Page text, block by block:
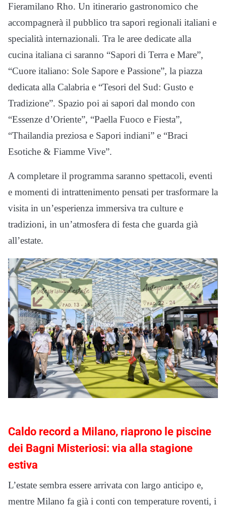
Fieramilano Rho. Un itinerario gastronomico che
accompagnerà il pubblico tra sapori regionali italiani e
specialità internazionali. Tra le aree dedicate alla
cucina italiana ci saranno “Sapori di Terra e Mare”,
“Cuore italiano: Sole Sapore e Passione”, la piazza
dedicata alla Calabria e “Tesori del Sud: Gusto e
Tradizione”. Spazio poi ai sapori dal mondo con
“Essenze d’Oriente”, “Paella Fuoco e Fiesta”,
“Thailandia preziosa e Sapori indiani” e “Braci
Esotiche & Fiamme Vive”.
A completare il programma saranno spettacoli, eventi
e momenti di intrattenimento pensati per trasformare la
visita in un’esperienza immersiva tra culture e
tradizioni, in un’atmosfera di festa che guarda già
all’estate.
Caldo record a Milano, riaprono le piscine
dei Bagni Misteriosi: via alla stagione
estiva
L’estate sembra essere arrivata con largo anticipo e,
mentre Milano fa già i conti con temperature roventi, i